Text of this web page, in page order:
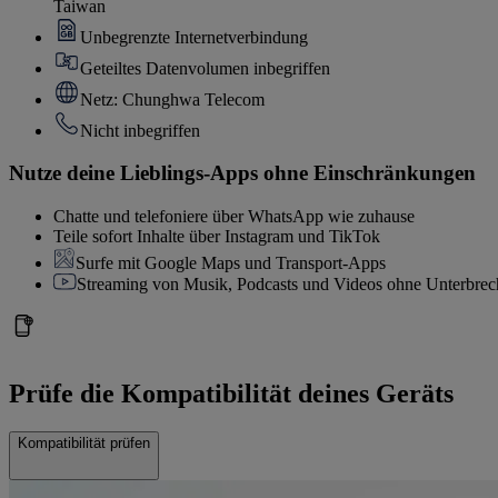
Taiwan
Unbegrenzte Internetverbindung
Geteiltes Datenvolumen inbegriffen
Netz: Chunghwa Telecom
Nicht inbegriffen
Nutze deine Lieblings-Apps ohne Einschränkungen
Chatte und telefoniere über WhatsApp wie zuhause
Teile sofort Inhalte über Instagram und TikTok
Surfe mit Google Maps und Transport-Apps
Streaming von Musik, Podcasts und Videos ohne
Prüfe die Kompatibilität deines Geräts
Kompatibilität prüfen